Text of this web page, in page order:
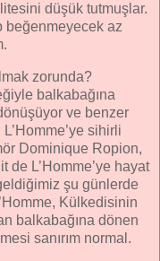
düşük tutmuşlar.
beğenmeyecek az
zorunda?
balkabağına
ve benzer
sihirli
Dominique Ropion,
L’Homme’ye hayat
şu günlerde
Külkedisinin
balkabağına dönen
sanırım normal.